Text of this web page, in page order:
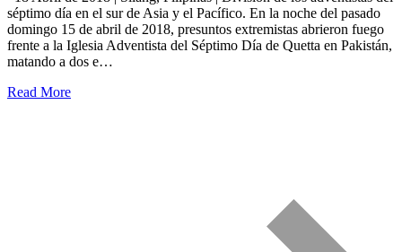
séptimo día en el sur de Asia y el Pacífico. En la noche del pasado
domingo 15 de abril de 2018, presuntos extremistas abrieron fuego
frente a la Iglesia Adventista del Séptimo Día de Quetta en Pakistán,
matando a dos e…
Read More